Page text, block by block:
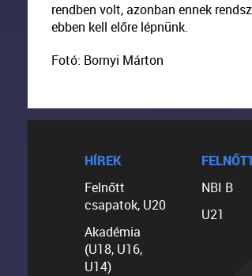
rendben volt, azonban ennek
ebben kell előre lépnünk.
Fotó: Bornyi Márton
HÍREK
Felnőtt
csapatok, U20
Akadémia
(U18, U16,
U14)
NBI B
U21